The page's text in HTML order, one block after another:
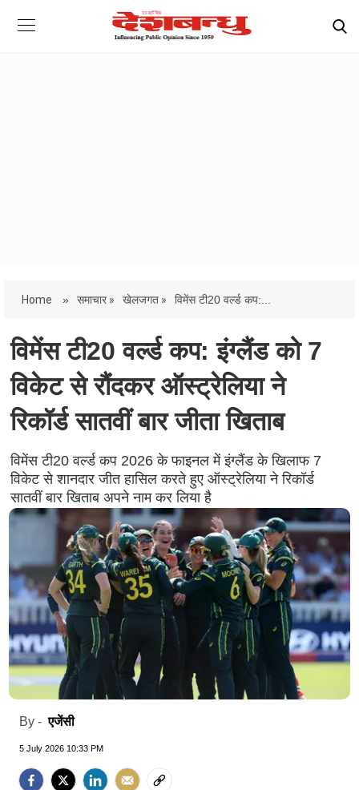
Home » समाचार » खेलजगत » विमेंस टी20 वर्ल्ड कप:...
विमेंस टी20 वर्ल्ड कप: इंग्लैंड को 7
विकेट से रौंदकर ऑस्ट्रेलिया ने
रिकॉर्ड सातवीं बार जीता खिताब
विमेंस टी20 वर्ल्ड कप 2026 के फाइनल में इंग्लैंड के खिलाफ 7
विकेट से शानदार जीत हासिल करते हुए ऑस्ट्रेलिया ने रिकॉर्ड
सातवीं बार खिताब अपने नाम कर लिया है
By -एजेंसी
5 July 2026 10:33 PM